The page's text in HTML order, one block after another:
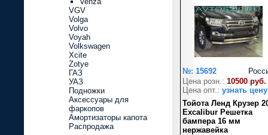
№: 15692
Цена розн.: 10500 руб.
Цена опт.: узнать цену
Тойота Ленд Крузер
Excalibur Решетка
бампера 16 мм
нержавейка
VGV
Volga
Volvo
Voyah
Volkswagen
Xcite
Zotye
ГАЗ
УАЗ
Подножки
Аксессуары для
фаркопов
Амортизаторы капота
Распродажа